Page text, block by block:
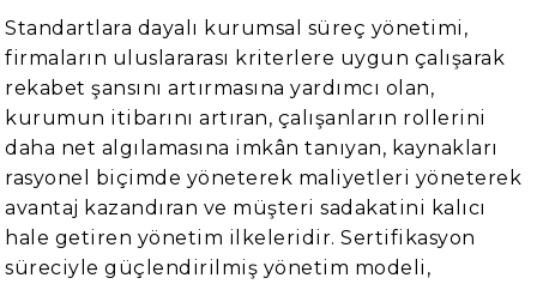
Standartlara dayalı kurumsal süreç yönetimi,
firmaların uluslararası kriterlere uygun çalışarak
rekabet şansını artırmasına yardımcı olan,
kurumun itibarını artıran, çalışanların rollerini
daha net algılamasına imkân tanıyan, kaynakları
rasyonel biçimde yöneterek maliyetleri yöneterek
avantaj kazandıran ve müşteri sadakatini kalıcı
hale getiren yönetim ilkeleridir. Sertifikasyon
süreciyle güçlendirilmiş yönetim modeli,